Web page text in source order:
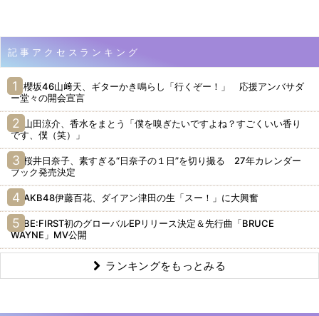
記事アクセスランキング
櫻坂46山﨑天、ギターかき鳴らし「行くぞー！」 応援アンバサダ
ー堂々の開会宣言
山田涼介、香水をまとう「僕を嗅ぎたいですよね？すごくいい香り
です、僕（笑）」
桜井日奈子、素すぎる“日奈子の１日”を切り撮る 27年カレンダー
ブック発売決定
AKB48伊藤百花、ダイアン津田の生「スー！」に大興奮
BE:FIRST初のグローバルEPリリース決定＆先行曲「BRUCE
WAYNE」MV公開
ランキングをもっとみる